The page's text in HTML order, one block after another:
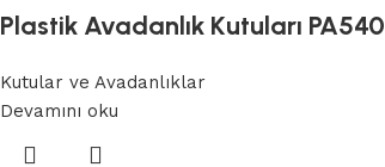
Plastik Avadanlık Kutuları PA540
Kutular ve Avadanlıklar
Devamını oku